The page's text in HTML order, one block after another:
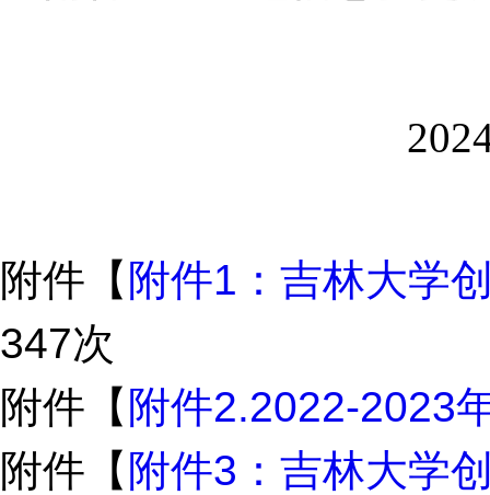
附件【 附件1：吉林大学
347次
附件【 附件2.2022-2023
附件【 附件3：吉林大学